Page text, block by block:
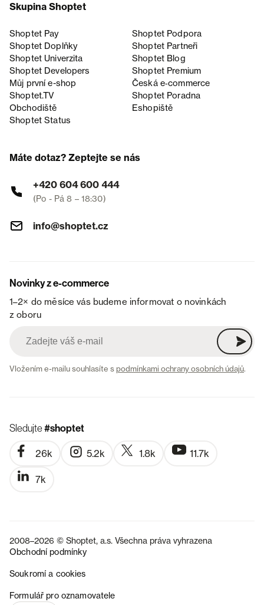
Skupina Shoptet
Shoptet Pay
Shoptet Podpora
Shoptet Doplňky
Shoptet Partneři
Shoptet Univerzita
Shoptet Blog
Shoptet Developers
Shoptet Premium
Můj první e-shop
Česká e‑commerce
Shoptet.TV
Shoptet Poradna
Obchodiště
Eshopiště
Shoptet Status
Máte dotaz? Zeptejte se nás
+420 604 600 444
(Po - Pá 8 – 18:30)
info@shoptet.cz
Novinky z e-commerce
1–2× do měsíce vás budeme informovat o novinkách
z oboru
Vložením e-mailu souhlasíte spodmínkami ochrany osobních údajů.
Sledujte#shoptet
26k 5.2k 1.8k 11.7k
7k
2008–2026 © Shoptet, a.s. Všechna práva vyhrazena
Obchodní podmínky
Soukromí a cookies
Formulář pro oznamovatele